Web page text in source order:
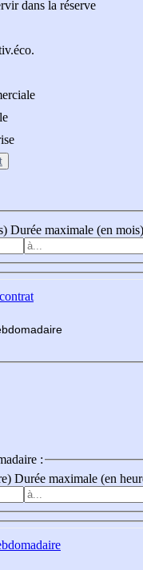
dans la réserve
Durée maximale (en mois)
madaire
:
Durée maximale (en